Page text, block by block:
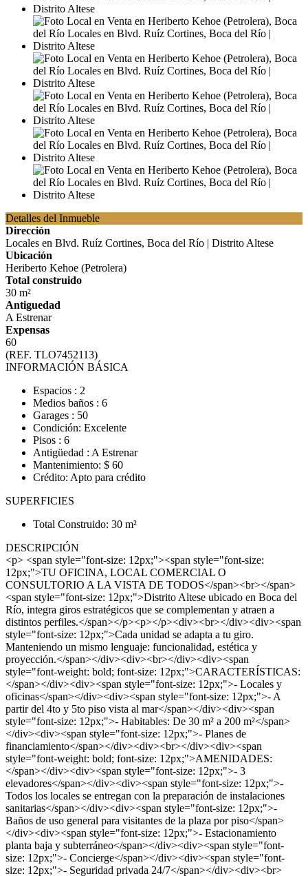
Detalles del Inmueble
Dirección
Locales en Blvd. Ruíz Cortines, Boca del Río | Distrito Altese
Ubicación
Heriberto Kehoe (Petrolera)
Total construido
30 m²
Antiguedad
A Estrenar
Expensas
60
(REF. TLO7452113)
INFORMACIÓN BÁSICA
Espacios : 2
Medios baños : 6
Garages : 50
Condición: Excelente
Pisos : 6
Antigüedad : A Estrenar
Mantenimiento: $ 60
Crédito: Apto para crédito
SUPERFICIES
Total Construido: 30 m²
DESCRIPCIÓN
<p> <span style="font-size: 12px;"><span style="font-size:
12px;">TU OFICINA, LOCAL COMERCIAL O
CONSULTORIO A LA VISTA DE TODOS</span><br></span>
<span style="font-size: 12px;">Distrito Altese ubicado en Boca del
Río, integra giros estratégicos que se complementan y atraen a
distintos perfiles.</span></p><p></p><div><br></div><div><span
style="font-size: 12px;">Cada unidad se adapta a tu giro.
Manteniendo un mismo lenguaje: funcionalidad, estética y
proyección.</span></div><div><br></div><div><span
style="font-weight: bold; font-size: 12px;">CARACTERÍSTICAS:
</span></div><div><span style="font-size: 12px;">- Locales y
oficinas</span></div><div><span style="font-size: 12px;">- A
partir del 4to y 5to piso vista al mar</span></div><div><span
style="font-size: 12px;">- Habitables: De 30 m² a 200 m²</span>
</div><div><span style="font-size: 12px;">- Planes de
financiamiento</span></div><div><br></div><div><span
style="font-weight: bold; font-size: 12px;">AMENIDADES:
</span></div><div><span style="font-size: 12px;">- 3
elevadores</span></div><div><span style="font-size: 12px;">-
Todos los locales se entregan con la preparación de instalaciones
sanitarias</span></div><div><span style="font-size: 12px;">-
Baños de uso general para visitantes de la plaza por piso</span>
</div><div><span style="font-size: 12px;">- Estacionamiento
planta baja y subterráneo</span></div><div><span style="font-
size: 12px;">- Concierge</span></div><div><span style="font-
size: 12px;">- Seguridad privada 24/7</span></div><div><br>